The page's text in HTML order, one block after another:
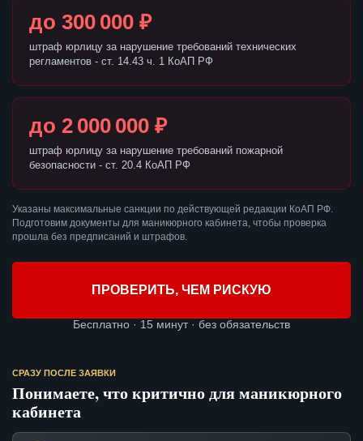
до 300 000 ₽
штраф юрлицу за нарушение требований технических
регламентов - ст. 14.43 ч. 1 КоАП РФ
до 2 000 000 ₽
штраф юрлицу за нарушение требований пожарной
безопасности - ст. 20.4 КоАП РФ
Указаны максимальные санкции по действующей редакции КоАП РФ.
Подготовим документы для маникюрного кабинета, чтобы проверка
прошла без предписаний и штрафов.
ПРОВЕРИТЬ, ЧЕМ РИСКУЮ
Бесплатно · 15 минут · без обязательств
СРАЗУ ПОСЛЕ ЗАЯВКИ
Понимаете, что критично для маникюрного
кабинета